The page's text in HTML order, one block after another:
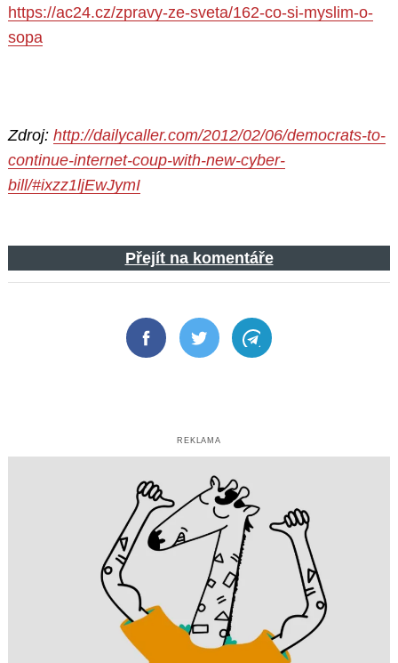
https://ac24.cz/zpravy-ze-sveta/162-co-si-myslim-o-
sopa
Zdroj: http://dailycaller.com/2012/02/06/democrats-to-
continue-internet-coup-with-new-cyber-
bill/#ixzz1ljEwJymI
Přejít na komentáře
FacebookTwitter Telegram
REKLAMA